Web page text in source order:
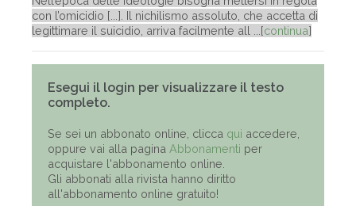
con l’omicidio [...]. Il nichilismo assoluto, che accetta di
legittimare il suicidio, arriva facilmente all ...[continua]
Esegui il login per visualizzare il testo
completo.
Se sei un abbonato online, clicca qui accedere,
oppure vai alla pagina Abbonamenti per
acquistare l'abbonamento online.
Gli abbonati alla rivista hanno diritto
all'abbonamento online gratuito!